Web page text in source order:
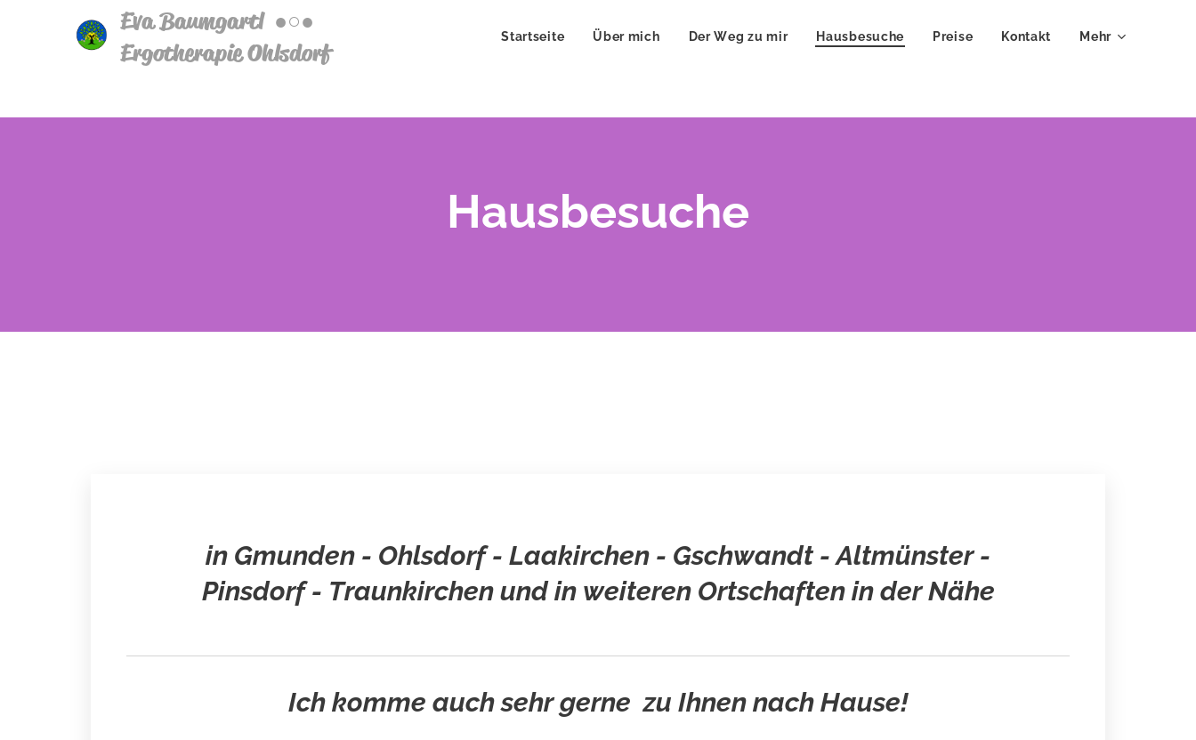
Eva Baumgartl ●○●
Ergotherapie Ohlsdorf
Startseite Über mich Der Weg zu mir Hausbesuche Preise Kontakt Mehr
Hausbesuche
in Gmunden - Ohlsdorf - Laakirchen - Gschwandt - Altmünster -
Pinsdorf - Traunkirchen und in weiteren Ortschaften in der Nähe
Ich komme auch sehr gerne zu Ihnen nach Hause!